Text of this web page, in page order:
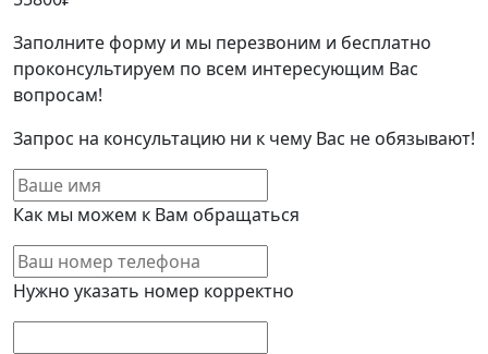
Заполните форму и мы перезвоним и бесплатно
проконсультируем по всем интересующим Вас
вопросам!
Запрос на консультацию ни к чему Вас не обязывают!
Как мы можем к Вам обращаться
Нужно указать номер корректно